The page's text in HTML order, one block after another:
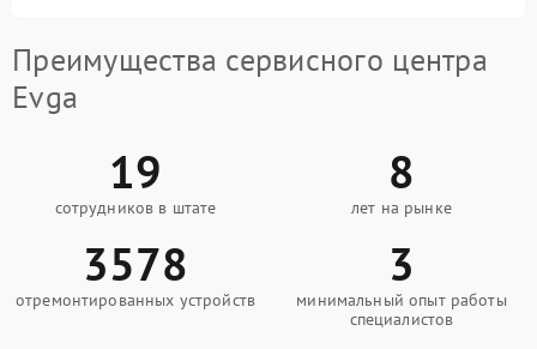
Преимущества сервисного центра
Evga
19
сотрудников в штате
8
лет на рынке
3578
отремонтированных устройств
3
минимальный опыт работы
специалистов